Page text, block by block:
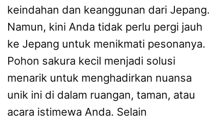
keindahan dan keanggunan dari Jepang.
Namun, kini Anda tidak perlu pergi jauh
ke Jepang untuk menikmati pesonanya.
Pohon sakura kecil menjadi solusi
menarik untuk menghadirkan nuansa
unik ini di dalam ruangan, taman, atau
acara istimewa Anda. Selain